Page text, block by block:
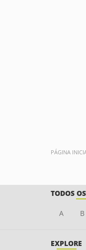
PÁGINA
TODOS
A B
EXPLORE